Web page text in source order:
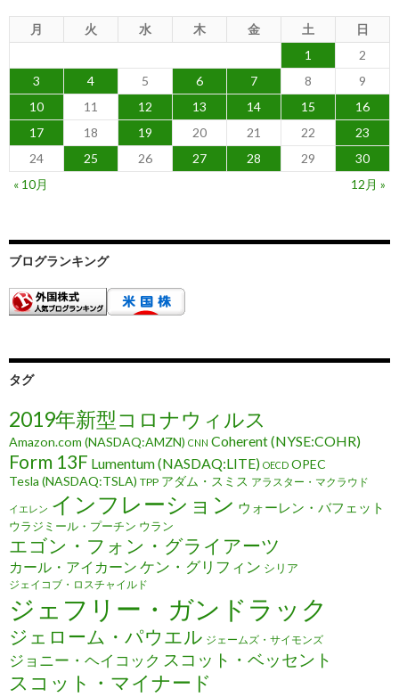
月 火 水 木 金 土
日
1
2
3
4 5 6 7 8
9
10
11 12 13 14 15
16
17
18 19 20 21 22
23
24
25 26 27 28 29
30
« 10月
12月 »
ブログランキング
タグ
2019年新型コロナウィルス
Amazon.com (NASDAQ:AMZN) CNN Coherent (NYSE:COHR)
Form 13F Lumentum (NASDAQ:LITE) OECD OPEC
Tesla (NASDAQ:TSLA) TPP アダム・スミス アラスター・マクラウド
イエレン インフレーション ウォーレン・バフェット
ウラジミール・プーチン ウラン
エゴン・フォン・グライアーツ
カール・アイカーン ケン・グリフィン シリア
ジェイコブ・ロスチャイルド
ジェフリー・ガンドラック
ジェローム・パウエル ジェームズ・サイモンズ
ジョニー・ヘイコック スコット・ベッセント
スコット・マイナード